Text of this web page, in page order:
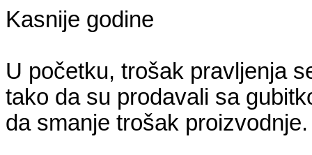
Kasnije godine
U početku, trošak pravljenja
tako da su prodavali sa
da smanje trošak proizvodnje.